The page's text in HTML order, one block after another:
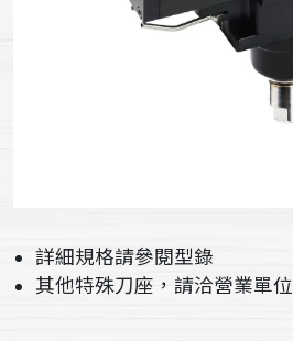
詳細規格請參閱型錄
其他特殊刀座，請洽營業單位